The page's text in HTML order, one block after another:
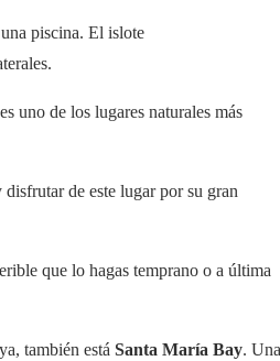
piscina. El islote
uno de los lugares naturales más
de este lugar por su gran
que lo hagas temprano o a última
también está Santa María Bay. Una